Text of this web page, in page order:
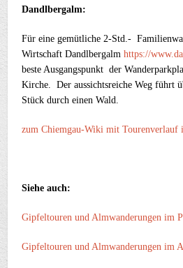
Dandlbergalm:
Für eine gemütliche 2-Std.-
Wirtschaft Dandlbergalmhttps://
beste Ausgangspunkt der
Kirche. Der aussichtsreiche Weg führt
Stück durch einen Wald.
zum Chiemgau-Wiki mit Tourenverlauf
Siehe auch:
Gipfeltouren und Almwanderungen im
Gipfeltouren und Almwanderungen im